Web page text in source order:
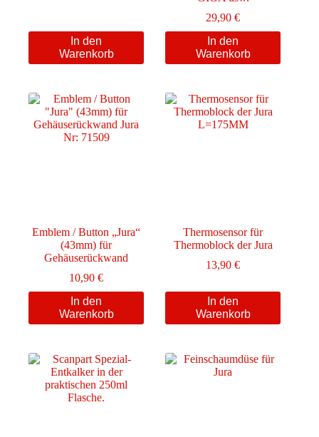
In den
Warenkorb
29,90€
In den
Warenkorb
Emblem / Button „Jura“
(43mm) für
Gehäuserückwand
10,90€
In den
Warenkorb
Thermosensor für
Thermoblock der Jura
13,90€
In den
Warenkorb